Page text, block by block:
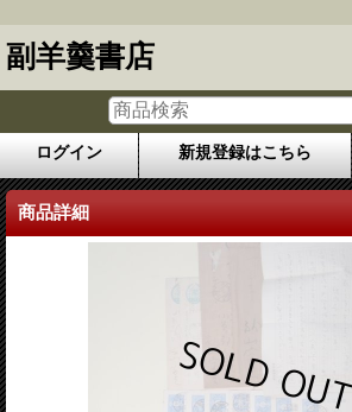
副羊羹書店
ログイン 新規登録はこちら
商品詳細